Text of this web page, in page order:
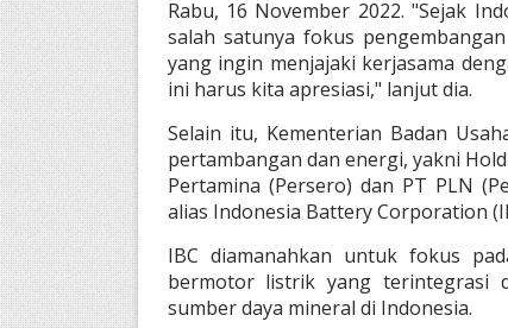
Rabu, 16 November 2022. "Sejak
salah satunya fokus
yang ingin menjajaki kerjasama
ini harus kita apresiasi," lanjut dia.
Selain itu, Kementerian Badan
pertambangan dan energi, yakni
Pertamina (Persero) dan PT PLN
alias Indonesia Battery Corporation
IBC diamanahkan untuk fokus
bermotor listrik yang terintegrasi
sumber daya mineral di Indonesia.